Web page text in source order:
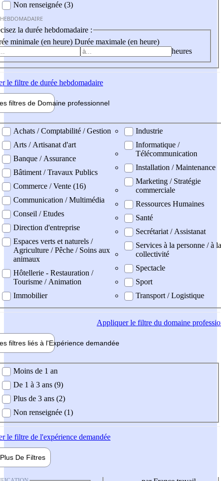
Non renseignée (3)
la durée hebdomadaire :
minimale (en heure) Durée maximale (en heure)
heures
le filtre de durée hebdomadaire
filtres de Domaine professionnel
professionel
Achats / Comptabilité / Gestion
Arts / Artisanat d'art
Banque / Assurance
Bâtiment / Travaux Publics
Commerce / Vente (16)
Communication / Multimédia
Conseil / Etudes
Direction d'entreprise
Espaces verts et naturels /
Agriculture / Pêche / Soins aux
animaux
Hôtellerie - Restauration /
Tourisme / Animation
Immobilier
Industrie
Informatique /
Télécommunication
Installation / Maintenance
Marketing / Stratégie
commerciale
Ressources Humaines
Santé
Secrétariat / Assistanat
Services à la personne / à la
collectivité
Spectacle
Sport
Transport / Logistique
Appliquerle filtre du domaine
filtres liés à l'Expérience demandée
demandée
Moins de 1 an
De 1 à 3 ans (9)
Plus de 3 ans (2)
Non renseignée (1)
le filtre de l'expérience demandée
Plus De Filtres